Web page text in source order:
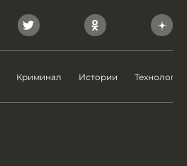
Криминал Истории Технологии